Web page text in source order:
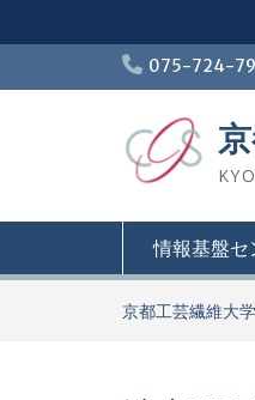
075-724-
情報基盤セ
京都工芸繊維大